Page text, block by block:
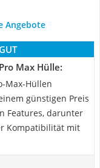
Angebote
GUT
Max Hülle:
Max-Hüllen
günstigen Preis
Features, darunter
Kompatibilität mit